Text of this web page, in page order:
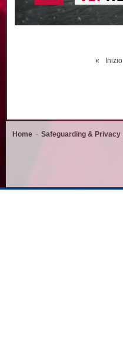
« Inizio
Home Safeguarding & Privacy